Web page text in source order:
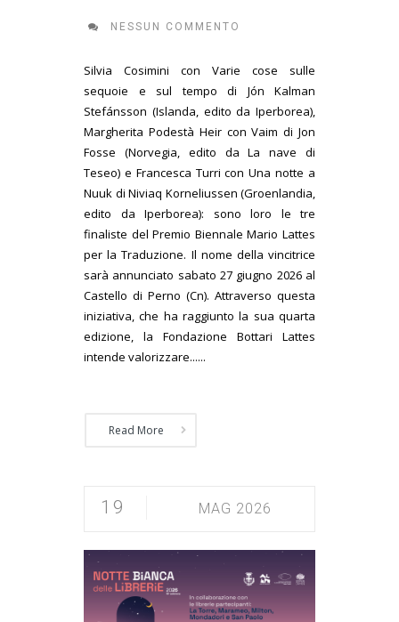
NESSUN COMMENTO
Silvia Cosimini con Varie cose sulle
sequoie e sul tempo di Jón Kalman
Stefánsson (Islanda, edito da Iperborea),
Margherita Podestà Heir con Vaim di Jon
Fosse (Norvegia, edito da La nave di
Teseo) e Francesca Turri con Una notte a
Nuuk di Niviaq Korneliussen (Groenlandia,
edito da Iperborea): sono loro le tre
finaliste del Premio Biennale Mario Lattes
per la Traduzione. Il nome della vincitrice
sarà annunciato sabato 27 giugno 2026 al
Castello di Perno (Cn). Attraverso questa
iniziativa, che ha raggiunto la sua quarta
edizione, la Fondazione Bottari Lattes
intende valorizzare......
Read More
19 MAG 2026